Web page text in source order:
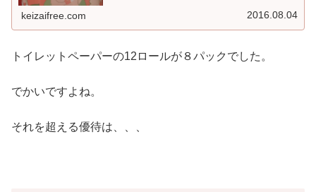
keizaifree.com 2016.08.04
トイレットペーパーの12ロールが８パックでした。
でかいですよね。
それを超える優待は、、、